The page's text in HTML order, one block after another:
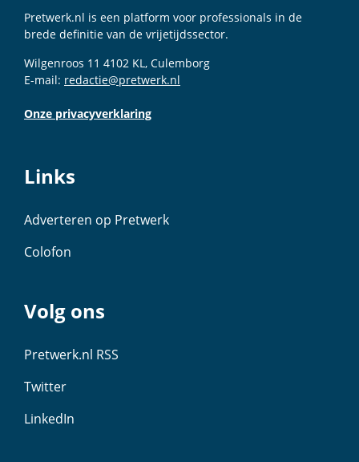
Pretwerk.nl is een platform voor professionals in de
brede definitie van de vrijetijdssector.
Wilgenroos 11 4102 KL, Culemborg
E-mail: redactie@pretwerk.nl
Onze privacyverklaring
Links
Adverteren op Pretwerk
Colofon
Volg ons
Pretwerk.nl RSS
Twitter
LinkedIn